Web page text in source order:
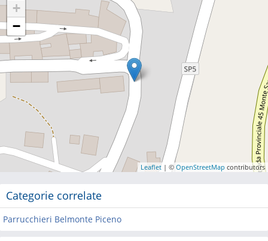
+
−
Leaflet | © OpenStreetMap contributors
Categorie correlate
Parrucchieri Belmonte Piceno